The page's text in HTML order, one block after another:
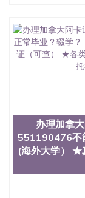
约大学为学生
专业课程包括
程、经济、
学、美术、
制、历史、
科、金融专
信息，给出操
材料； 3、留
交时间，公司
料； 5、等
6、客户确认
学院的毕业
办理加拿
551190476不
(海外大学） ★